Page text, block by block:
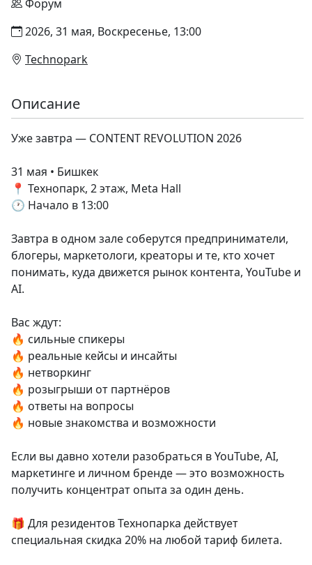
Форум
2026, 31 мая, Воскресенье, 13:00
Technopark
Описание
Уже завтра — CONTENT REVOLUTION 2026
31 мая • Бишкек
📍 Технопарк, 2 этаж, Meta Hall
🕐 Начало в 13:00
Завтра в одном зале соберутся предприниматели,
блогеры, маркетологи, креаторы и те, кто хочет
понимать, куда движется рынок контента, YouTube и
AI.
Вас ждут:
🔥 сильные спикеры
🔥 реальные кейсы и инсайты
🔥 нетворкинг
🔥 розыгрыши от партнёров
🔥 ответы на вопросы
🔥 новые знакомства и возможности
Если вы давно хотели разобраться в YouTube, AI,
маркетинге и личном бренде — это возможность
получить концентрат опыта за один день.
🎁 Для резидентов Технопарка действует
специальная скидка 20% на любой тариф билета.